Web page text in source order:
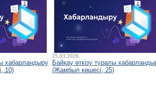
хабарландыру
10)
25.03.2026
Байқау өткізу туралы
(Жамбыл көшесі, 25)